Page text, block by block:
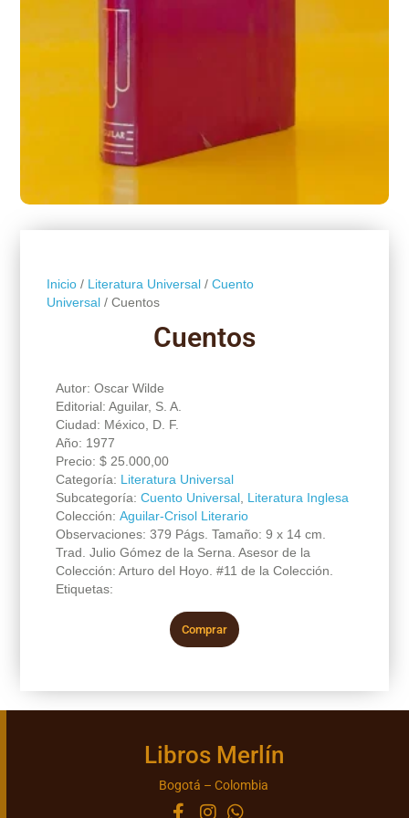
Inicio/ Literatura Universal/ Cuento
Universal/ Cuentos
Cuentos
Autor: Oscar Wilde
Editorial: Aguilar, S. A.
Ciudad: México, D. F.
Año: 1977
Precio: $25.000,00
Categoría: Literatura Universal
Subcategoría: Cuento Universal, Literatura Inglesa
Colección: Aguilar-Crisol Literario
Observaciones: 379 Págs. Tamaño: 9 x 14 cm.
Trad. Julio Gómez de la Serna. Asesor de la
Colección: Arturo del Hoyo. #11 de la Colección.
Etiquetas:
Comprar
Libros Merlín
Bogotá – Colombia